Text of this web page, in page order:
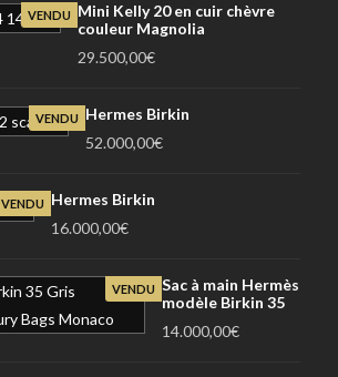
VENDU
Mini Kelly 20 en cuir chèvre
couleur Magnolia
29.500,00€
VENDU
Hermes Birkin
52.000,00€
VENDU
Hermes Birkin
16.000,00€
VENDU Sac à main Hermès
modèle Birkin 35
14.000,00€